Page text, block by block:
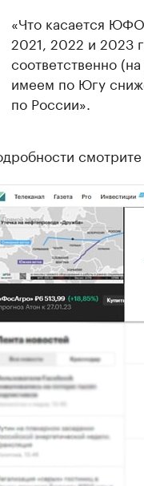
«Что касается
2021, 2022 и 2023
соответственно
имеем по Югу
по России».